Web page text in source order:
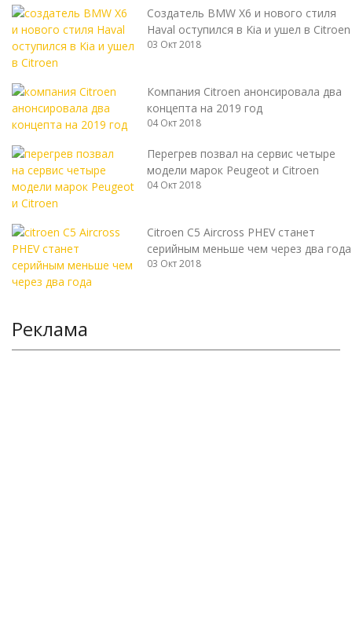
Создатель BMW X6 и нового стиля
Haval оступился в Kia и ушел в Citroen
03 Окт 2018
Компания Citroen анонсировала два
концепта на 2019 год
04 Окт 2018
Перегрев позвал на сервис четыре
модели марок Peugeot и Citroen
04 Окт 2018
Citroen C5 Aircross PHEV станет
серийным меньше чем через два года
03 Окт 2018
Реклама